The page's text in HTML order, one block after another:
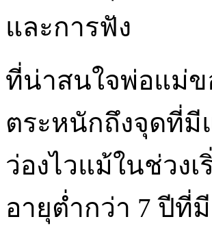
และการฟัง
ที่น่าสนใจพ่อแม่ข
ตระหนักถึงจุดที่
ว่องไวแม้ในช่วง
อายุต่ำกว่า 7 ปีที่